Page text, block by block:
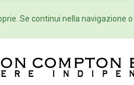
Autori Eventi
Se continui nella navigazione